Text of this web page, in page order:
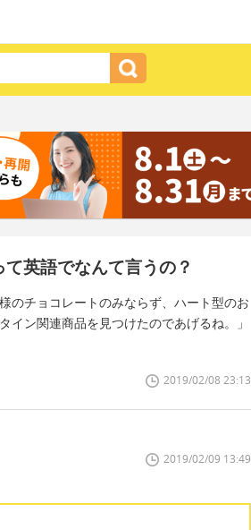
英語でなんて言うの？
のチョコレートのみならず、ハート型のお
ン関連商品を見つけたのであげるね。」
2019/02/08 23:13
2019/02/09 13:49